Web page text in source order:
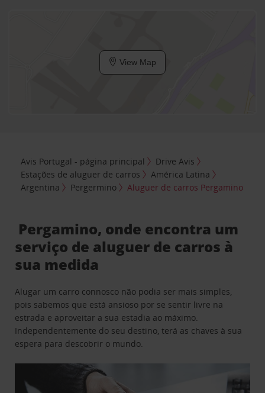
View Map
Avis Portugal - página principal
Drive Avis
Estações de aluguer de carros
América Latina
Argentina
Pergermino Aluguer de carros Pergamino
Pergamino, onde encontra um
serviço de aluguer de carros à
sua medida
Alugar um carro connosco não podia ser mais simples,
pois sabemos que está ansioso por se sentir livre na
estrada e aproveitar a sua estadia ao máximo.
Independentemente do seu destino, terá as chaves à sua
espera para descobrir o mundo.